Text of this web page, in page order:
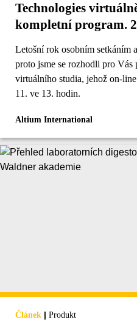
Technologies
kompletní program.
Letošní rok osobním setkáním
proto jsme se rozhodli pro Vás
virtuálního studia, jehož on-
11. ve 13. hodin.
Altium International
Článek | Produkt